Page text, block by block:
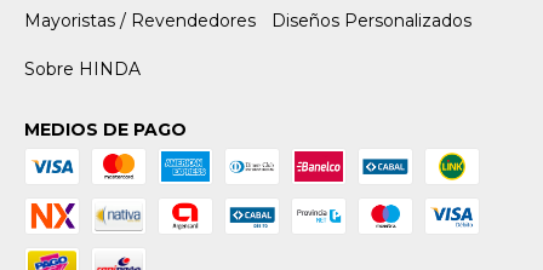
Mayoristas / Revendedores Diseños Personalizados
Sobre HINDA
MEDIOS DE PAGO